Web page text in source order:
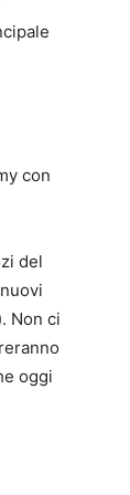
con
del
Non ci
oggi